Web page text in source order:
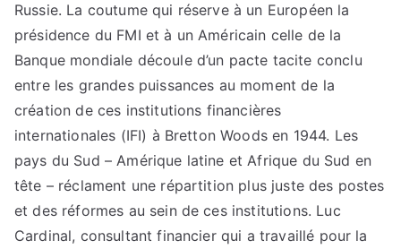
Russie. La coutume qui réserve à un Européen la
présidence du FMI et à un Américain celle de la
Banque mondiale découle d’un pacte tacite conclu
entre les grandes puissances au moment de la
création de ces institutions financières
internationales (IFI) à Bretton Woods en 1944. Les
pays du Sud – Amérique latine et Afrique du Sud en
tête – réclament une répartition plus juste des postes
et des réformes au sein de ces institutions. Luc
Cardinal, consultant financier qui a travaillé pour la